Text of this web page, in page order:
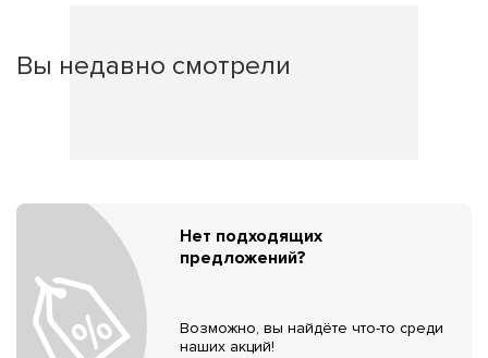
Вы недавно смотрели
Нет подходящих
предложений?
Возможно, вы найдёте что-то среди
наших акций!